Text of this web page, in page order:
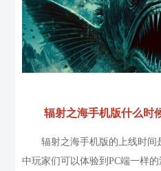
辐射之海手机版什么时
辐射之海手机版的上线时间
中玩家们可以体验到PC端一样